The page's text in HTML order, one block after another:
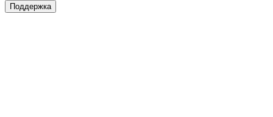
Поддержка